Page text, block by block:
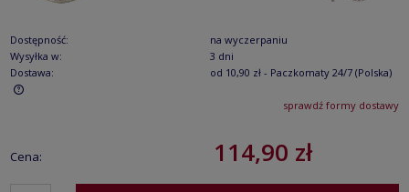
Dostępność:
na wyczerpaniu
Wysyłka w:
3 dni
Dostawa:
od 10,90 zł - Paczkomaty 24/7 (Polska)
Cena nie zawiera ewentualnych kosztów płatnościsprawdź formy dostawy
Cena: 114,90 zł